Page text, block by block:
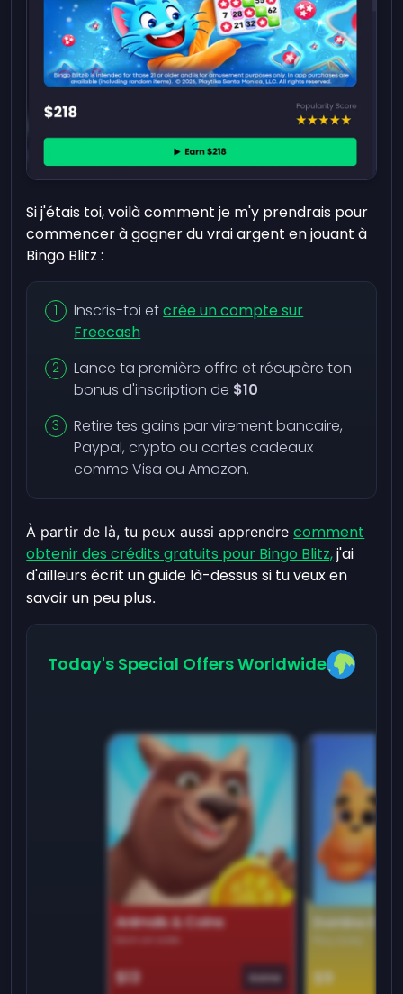
Si j'étais toi, voilà comment je m'y prendrais pour
commencer à gagner du vrai argent en jouant à
Bingo Blitz :
Inscris-toi etcrée un compte sur
Freecash
Lance ta première offre et récupère ton
bonus d'inscription de $10
Retire tes gains par virement bancaire,
Paypal, crypto ou cartes cadeaux
comme Visa ou Amazon.
À partir de là, tu peux aussi apprendrecomment
obtenir des crédits gratuits pour Bingo Blitz,j'ai
d'ailleurs écrit un guide là-dessus si tu veux en
savoir un peu plus.
Today's Special Offers Worldwide
Animals & Coins
Earn on side
$13 Game
Domino
$9